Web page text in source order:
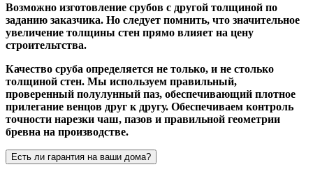
Возможно изготовление срубов с другой толщиной по
заданию заказчика. Но следует помнить, что значительное
увеличение толщины стен прямо влияет на цену
строительтства.
Качество сруба определяется не только, и не столько
толщиной стен. Мы используем правильный,
проверенный полулунный паз, обеспечивающий плотное
прилегание венцов друг к другу. Обеспечиваем контроль
точности нарезки чаш, пазов и правильной геометрии
бревна на производстве.
Есть ли гарантия на ваши дома?